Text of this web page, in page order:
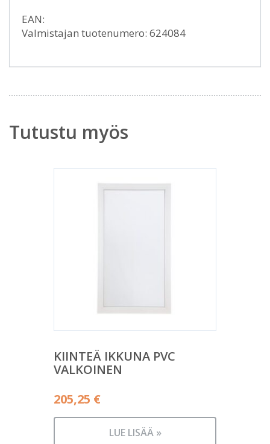
EAN:
Valmistajan tuotenumero: 624084
Tutustu myös
KIINTEÄ IKKUNA PVC
VALKOINEN
205,25 €
LUE LISÄÄ »